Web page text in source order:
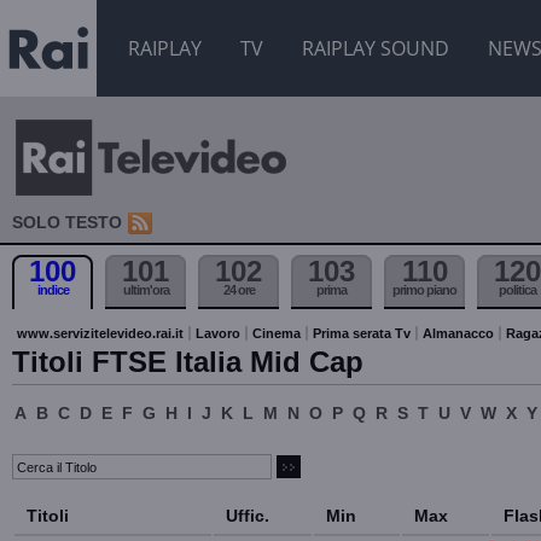
RAIPLAY TV RAIPLAY SOUND NEWS
SOLO TESTO
100
indice
101
ultim'ora
102
24 ore
103
prima
110
primo piano
120
politica
www.servizitelevideo.rai.it Lavoro Cinema Prima serata Tv Almanacco
Titoli FTSE Italia Mid Cap
A B C D E F G H I J K L M N O P Q R S T U V W X Y
Titoli Uffic. Min Max